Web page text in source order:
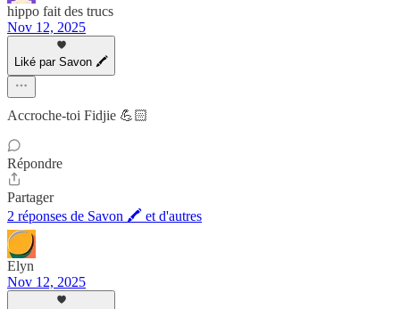
hippo fait des trucs
Nov 12, 2025
Liké par Savon 🖍
Accroche-toi Fidjie 💪🏻
Répondre
Partager
2 réponses de Savon 🖍 et d'autres
Elyn
Nov 12, 2025